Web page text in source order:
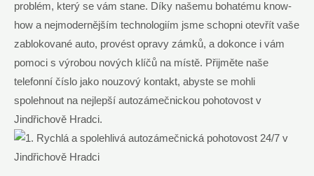
problém, který se vám stane. Díky našemu bohatému know-
how a nejmodernějším technologiím jsme schopni otevřít vaše
zablokované auto, provést opravy zámků, a dokonce i vám
pomoci s výrobou nových klíčů na místě. Přijměte naše
telefonní číslo jako nouzový kontakt, abyste se mohli
spolehnout na nejlepší autozámečnickou pohotovost v
Jindřichově Hradci.